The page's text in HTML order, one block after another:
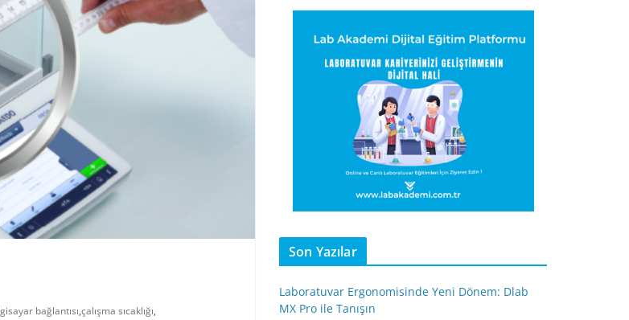
bağlantısı,çalışma sıcaklığı,
Son Yazılar
Laboratuvar Ergonomisinde Yeni Dönem: Dlab
MX Pro ile Tanışın